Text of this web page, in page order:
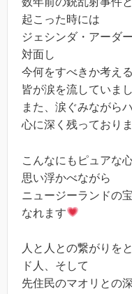
起こった時には
ジェシンダ・アーダ
対面し
今何をすべきか考え
皆が涙を流していまし
また、涙ぐみながら
心に深く残っておりま
こんなにもピュアな
思い浮かべながら
ニュージーランドの
なれます
人と人との繋がりを
ド人、そして
先住民のマオリとの